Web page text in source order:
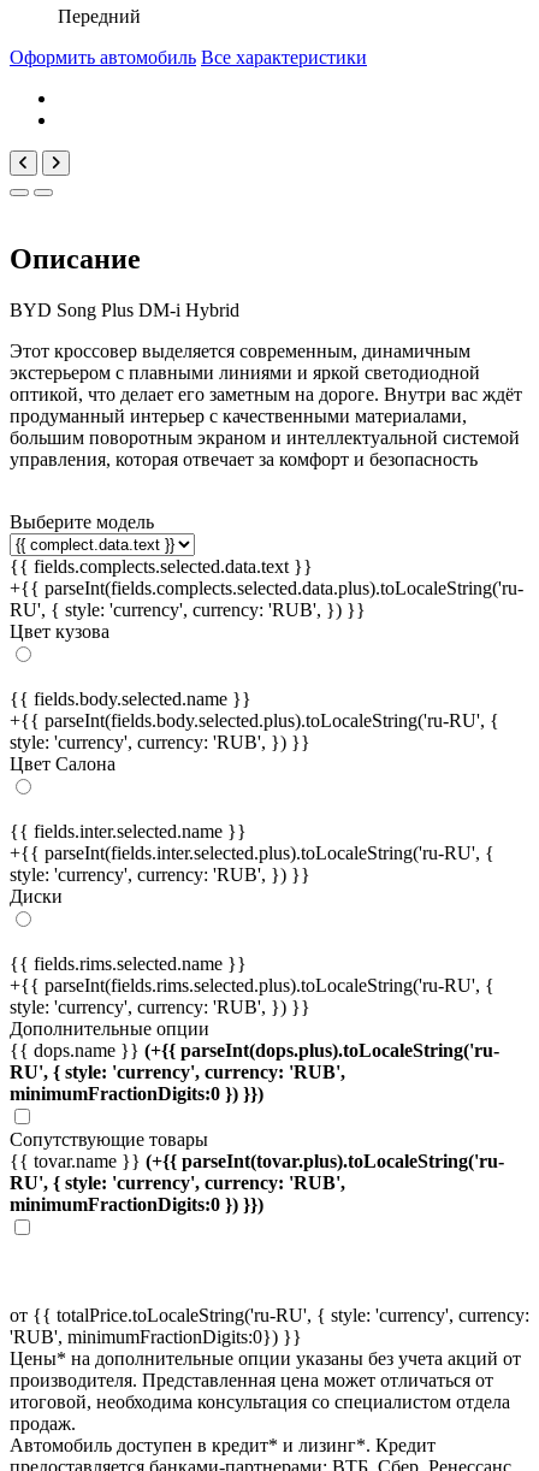
Передний
Оформить автомобиль Все характеристики
Описание
BYD Song Plus DM-i Hybrid
Этот кроссовер выделяется современным, динамичным
экстерьером с плавными линиями и яркой светодиодной
оптикой, что делает его заметным на дороге. Внутри вас ждёт
продуманный интерьер с качественными материалами,
большим поворотным экраном и интеллектуальной системой
управления, которая отвечает за комфорт и безопасность
Выберите модель
{{ fields.complects.selected.data.text }}
+{{ parseInt(fields.complects.selected.data.plus).toLocaleString('ru-
RU', { style: 'currency', currency: 'RUB', }) }}
Цвет кузова
{{ fields.body.selected.name }}
+{{ parseInt(fields.body.selected.plus).toLocaleString('ru-RU', {
style: 'currency', currency: 'RUB', }) }}
Цвет Салона
{{ fields.inter.selected.name }}
+{{ parseInt(fields.inter.selected.plus).toLocaleString('ru-RU', {
style: 'currency', currency: 'RUB', }) }}
Диски
{{ fields.rims.selected.name }}
+{{ parseInt(fields.rims.selected.plus).toLocaleString('ru-RU', {
style: 'currency', currency: 'RUB', }) }}
Дополнительные опции
{{ dops.name }} (+{{ parseInt(dops.plus).toLocaleString('ru-
RU', { style: 'currency', currency: 'RUB',
minimumFractionDigits:0 }) }})
Сопутствующие товары
{{ tovar.name }} (+{{ parseInt(tovar.plus).toLocaleString('ru-
RU', { style: 'currency', currency: 'RUB',
minimumFractionDigits:0 }) }})
от {{ totalPrice.toLocaleString('ru-RU', { style: 'currency', currency:
'RUB', minimumFractionDigits:0}) }}
Цены* на дополнительные опции указаны без учета акций от
производителя. Представленная цена может отличаться от
итоговой, необходима консультация со специалистом отдела
продаж.
Автомобиль доступен в кредит* и лизинг*. Кредит
предоставляется банками-партнерами: ВТБ, Сбер, Ренесcанс